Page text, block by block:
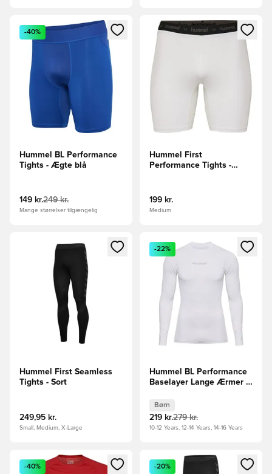
Åbner en Modal til at logge ind eller tilmelde dig som
-40%
Hummel BL Performance
Tights - Ægte blå
149 kr.249 kr.
Mange størrelser tilgængelig
Åbner en Modal til at logge
Hummel First
Performance Tights -
199 kr.
Medium
Åbner en Modal til at logge ind eller tilmelde dig som
Hummel First Seamless
Tights - Sort
249,95 kr.
Small, Medium, X-Large
Åbner en Modal til at logge
-22%
Hummel BL Performance
Baselayer Lange Ærmer -
Børn
219 kr.279 kr.
10-12 Years, 12-14 Years, 14-16 Years
Åbner en Modal til at logge ind eller tilmelde dig som
-40%
Åbner en Modal til at logge
-20%